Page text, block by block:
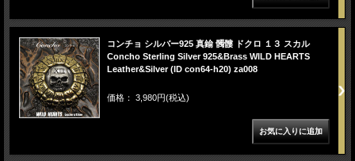
コンチョ シルバー925 真鍮 髑髏 ドクロ １３ スカル
Concho Sterling Silver 925&Brass WILD HEARTS
Leather&Silver (ID con64-h20) za008
価格： 3,980円(税込)